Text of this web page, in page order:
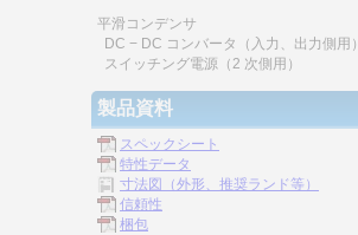
平滑コンデンサ
DC − DC コンバータ（入力、出力側用）
スイッチング電源（2 次側用）
製品資料
スペックシート
特性データ
寸法図（外形、推奨ランド等）
信頼性
梱包